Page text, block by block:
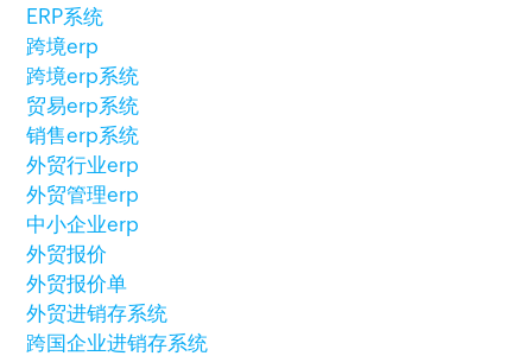
ERP系统
跨境erp
跨境erp系统
贸易erp系统
销售erp系统
外贸行业erp
外贸管理erp
中小企业erp
外贸报价
外贸报价单
外贸进销存系统
跨国企业进销存系统